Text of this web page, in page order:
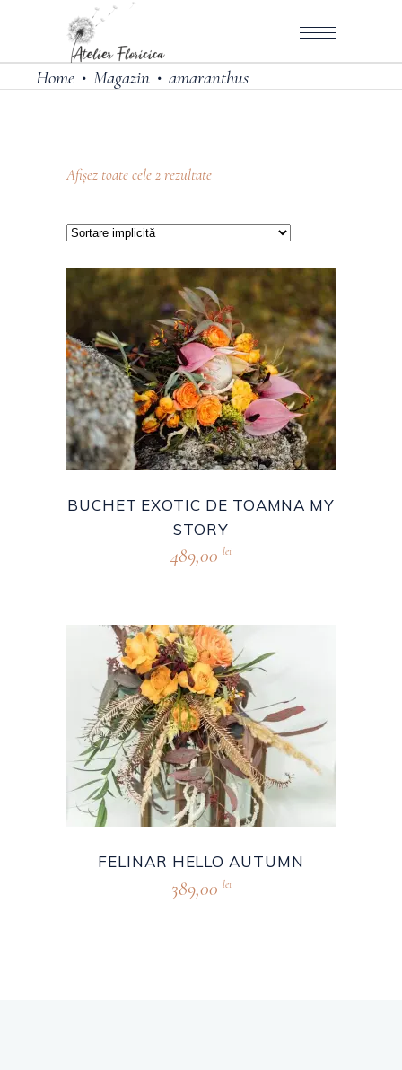
Home • Magazin • amaranthus
Afișez toate cele 2 rezultate
BUCHET EXOTIC DE TOAMNA MY
STORY
489,00 lei
FELINAR HELLO AUTUMN
389,00 lei